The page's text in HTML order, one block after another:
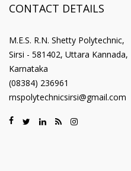
CONTACT DETAILS
M.E.S. R.N. Shetty Polytechnic,
Sirsi - 581402, Uttara Kannada,
Karnataka
(08384) 236961
rnspolytechnicsirsi@gmail.com